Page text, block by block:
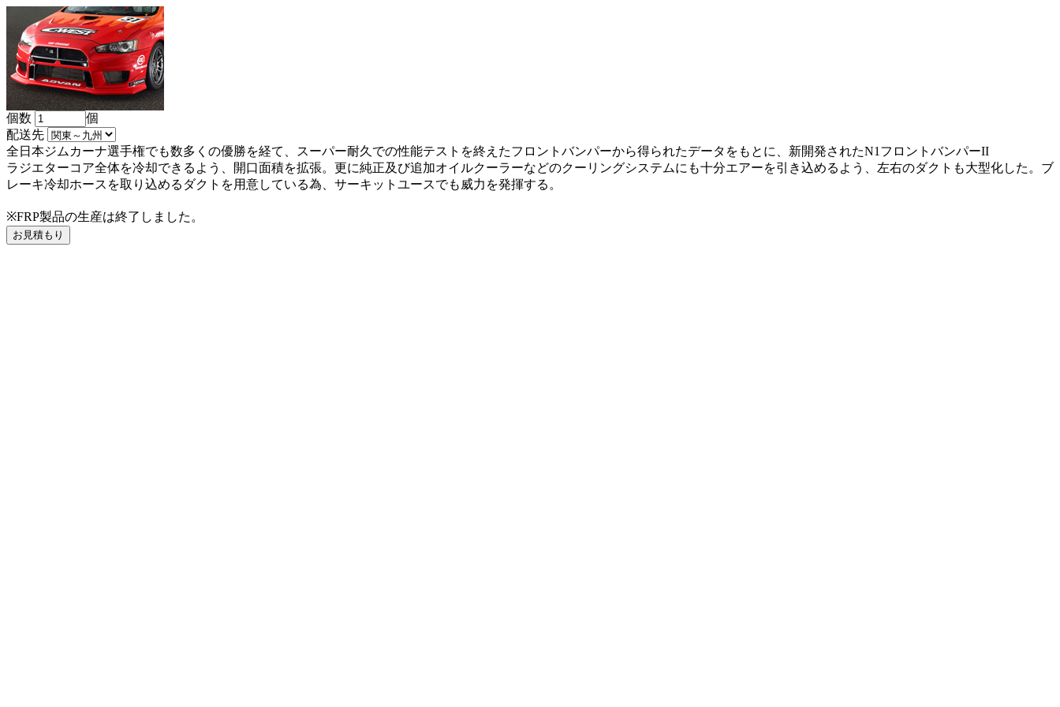
個数
個
配送先
全日本ジムカーナ選手権でも数多くの優勝を経て、スーパー耐久での性能テストを終えたフロントバンパーから得られたデータをもとに、新開発されたN1フロントバンパーII
ラジエターコア全体を冷却できるよう、開口面積を拡張。更に純正及び追加オイルクーラーなどのクーリングシステムにも十分エアーを引き込めるよう、左右のダクトも大型化した。ブ
レーキ冷却ホースを取り込めるダクトを用意している為、サーキットユースでも威力を発揮する。
※FRP製品の生産は終了しました。